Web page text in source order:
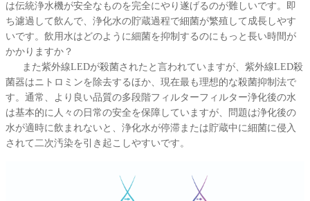
は伝統浄水機が安全なものを完全にやり遂げるのが難しいです。即
ち濾過して飲んで、浄化水の貯蔵過程で細菌が繁殖して成長しやす
いです。飲用水はどのように細菌を抑制するのにもっと長い時間が
かかりますか？
また紫外線LEDが殺菌されたと言われていますが、紫外線LED殺
菌器はニトロミンを除去するほか、現在最も理想的な殺菌抑制法で
す。通常、より良い品質の多段階フィルターフィルター浄化後の水
は基本的に人々の日常の安全を保障していますが、問題は浄化後の
水が適時に飲まれないと、浄化水が停滞または貯蔵中に細菌に侵入
されて二次汚染を引き起こしやすいです。